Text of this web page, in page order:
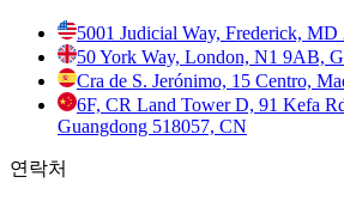
5001 Judicial Way, Frederick, MD
50 York Way, London, N1 9AB,
Cra de S. Jerónimo, 15 Centro,
6F, CR Land Tower D, 91 Kefa
Guangdong 518057, CN
연락처